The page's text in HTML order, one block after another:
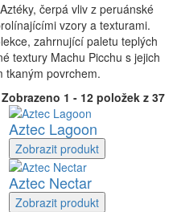
čerpá vliv z peruánské
vzory a texturami.
zahrnující paletu teplých
textury Machu Picchu s jejich
povrchem.
Zobrazeno 1 - 12 položek z 37
Aztec Lagoon
Zobrazit produkt
Aztec Nectar
Zobrazit produkt